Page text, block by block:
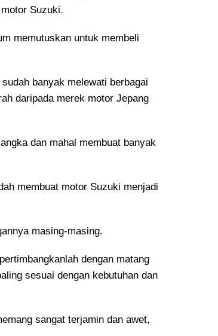
Suzuki.
memutuskan untuk membeli
banyak melewati berbagai
daripada merek motor Jepang
dan mahal membuat banyak
membuat motor Suzuki menjadi
masing-masing.
dengan matang
sesuai dengan kebutuhan dan
sangat terjamin dan awet,